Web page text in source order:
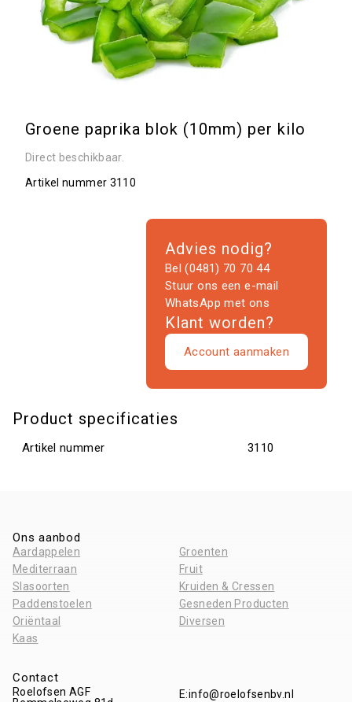
Groene paprika blok (10mm) per kilo
Direct beschikbaar.
Artikel nummer 3110
Advies nodig?
Bel (0481) 70 70 44
Stuur ons een e-mail
WhatsApp met ons
Klant worden?
Account aanmaken
Product specificaties
Artikel nummer 3110
Ons aanbod
Aardappelen
Groenten
Mediterraan
Fruit
Slasoorten
Kruiden & Cressen
Paddenstoelen
Gesneden Producten
Oriëntaal
Diversen
Kaas
Contact
Roelofsen AGF
E:info@roelofsenbv.nl